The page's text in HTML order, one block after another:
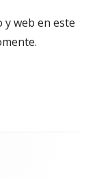
web en este